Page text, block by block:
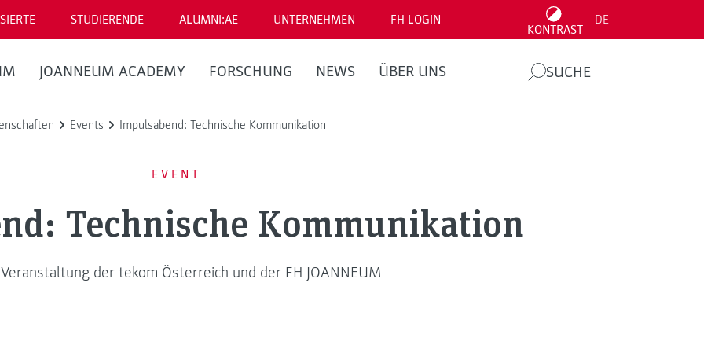
STUDIERENDE ALUMNI:AE UNTERNEHMEN FH LOGIN
KONTRAST
DE
JOANNEUM ACADEMY FORSCHUNG NEWS ÜBER UNS SUCHE
Events Impulsabend: Technische Kommunikation
EVENT
Technische Kommunikation
der tekom Österreich und der FH JOANNEUM